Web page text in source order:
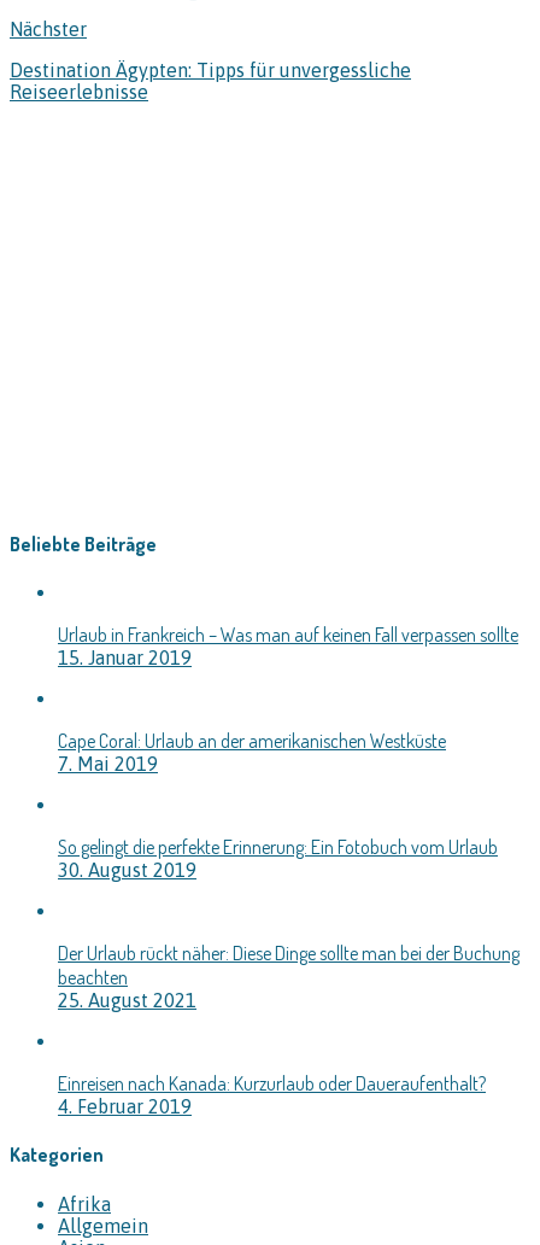
Nächster
Destination Ägypten: Tipps für unvergessliche
Reiseerlebnisse
Beliebte Beiträge
Urlaub in Frankreich – Was man auf keinen Fall verpassen sollte
15. Januar 2019
Cape Coral: Urlaub an der amerikanischen Westküste
7. Mai 2019
So gelingt die perfekte Erinnerung: Ein Fotobuch vom Urlaub
30. August 2019
Der Urlaub rückt näher: Diese Dinge sollte man bei der Buchung
beachten
25. August 2021
Einreisen nach Kanada: Kurzurlaub oder Daueraufenthalt?
4. Februar 2019
Kategorien
Afrika
Allgemein